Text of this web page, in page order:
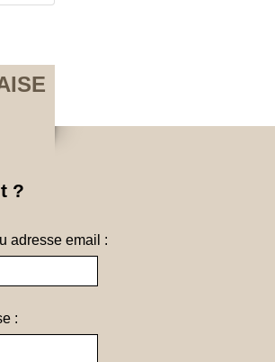
?
adresse email :
: